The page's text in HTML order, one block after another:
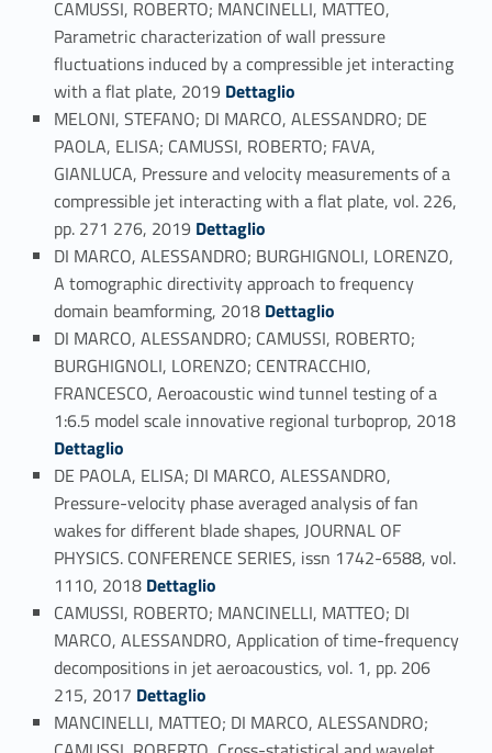
CAMUSSI, ROBERTO; MANCINELLI, MATTEO,
Parametric characterization of wall pressure
fluctuations induced by a compressible jet interacting
with a flat plate, 2019 Link identifier #identifier_person_124348-44
Dettaglio
MELONI, STEFANO; DI MARCO, ALESSANDRO; DE
PAOLA, ELISA; CAMUSSI, ROBERTO; FAVA,
GIANLUCA, Pressure and velocity measurements of a
compressible jet interacting with a flat plate, vol. 226,
pp. 271 276, 2019 Link identifier #identifier_person_133803-45
Dettaglio
DI MARCO, ALESSANDRO; BURGHIGNOLI, LORENZO,
A tomographic directivity approach to frequency
domain beamforming, 2018 Link identifier #identifier_person_652-46
Dettaglio
DI MARCO, ALESSANDRO; CAMUSSI, ROBERTO;
BURGHIGNOLI, LORENZO; CENTRACCHIO,
FRANCESCO, Aeroacoustic wind tunnel testing of a
1:6.5 model scale innovative regional turboprop, 2018Link identifier #identifier_person_75552-47
Dettaglio
DE PAOLA, ELISA; DI MARCO, ALESSANDRO,
Pressure-velocity phase averaged analysis of fan
wakes for different blade shapes, JOURNAL OF
PHYSICS. CONFERENCE SERIES, issn 1742-6588, vol.
1110, 2018 Link identifier #identifier_person_22710-48
Dettaglio
CAMUSSI, ROBERTO; MANCINELLI, MATTEO; DI
MARCO, ALESSANDRO, Application of time-frequency
decompositions in jet aeroacoustics, vol. 1, pp. 206
215, 2017 Link identifier #identifier_person_98717-49
Dettaglio
MANCINELLI, MATTEO; DI MARCO, ALESSANDRO;